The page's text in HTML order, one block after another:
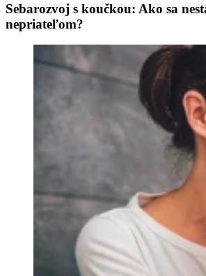
Sebarozvoj s koučkou: Ako sa
nepriateľom?